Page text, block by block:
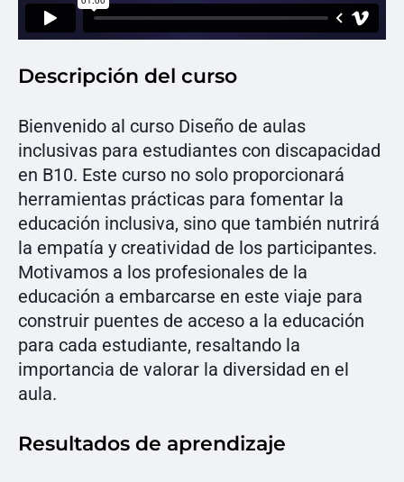
Descripción del curso
Bienvenido al curso Diseño de aulas
inclusivas para estudiantes con discapacidad
en B10. Este curso no solo proporcionará
herramientas prácticas para fomentar la
educación inclusiva, sino que también nutrirá
la empatía y creatividad de los participantes.
Motivamos a los profesionales de la
educación a embarcarse en este viaje para
construir puentes de acceso a la educación
para cada estudiante, resaltando la
importancia de valorar la diversidad en el
aula.
Resultados de aprendizaje